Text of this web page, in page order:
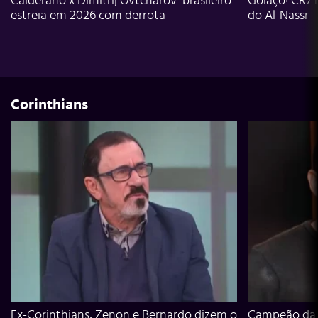
estreia em 2026 com derrota
do Al-Nassr
Corinthians